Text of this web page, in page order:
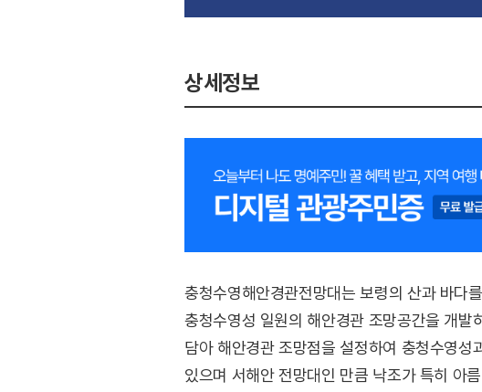
상세정보
충청수영해안경관전망대는 보령의 산과 바다
충청수영성 일원의 해안경관 조망공간을 개
담아 해안경관 조망점을 설정하여 충청수영
있으며 서해안 전망대인 만큼 낙조가 특히 아